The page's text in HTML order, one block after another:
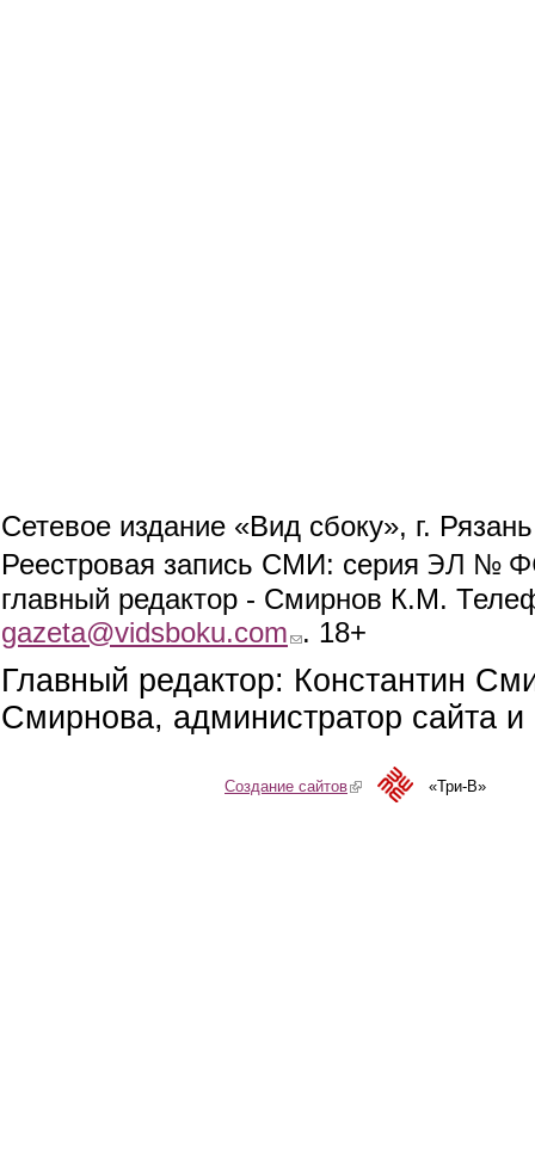
Сетевое издание «Вид сбоку», г.
Реестровая запись СМИ: серия ЭЛ №
главный редактор - Смирнов К.М.
gazeta@vidsboku.com (link sends e-mail)
. 18+
Главный редактор: Константин
Смирнова, администратор сайта
Создание сайтов(link is external)«Три-В»